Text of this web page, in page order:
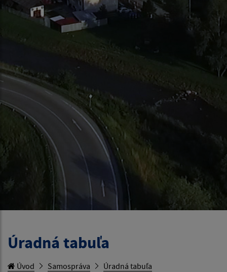
Úradná tabuľa
Úvod Samospráva Úradná tabuľa